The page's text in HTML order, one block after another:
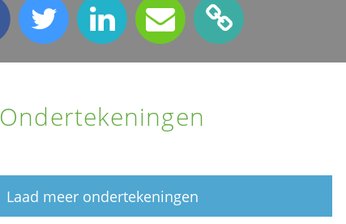
Ondertekeningen
Laad meer ondertekeningen